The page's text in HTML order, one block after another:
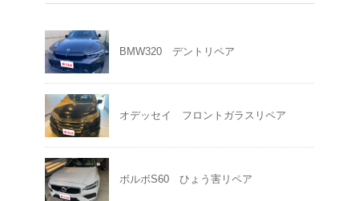
BMW320 デントリペア
オデッセイ フロントガラスリペア
ボルボS60 ひょう害リペア